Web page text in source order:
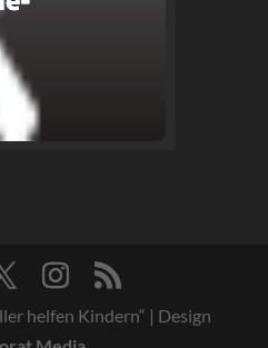
helfen Kindern“ | Design